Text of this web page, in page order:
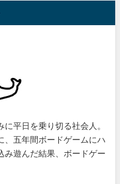
に平日を乗り切る社会人。
、 五年間ボードゲームにハ
み遊んだ結果、ボードゲー